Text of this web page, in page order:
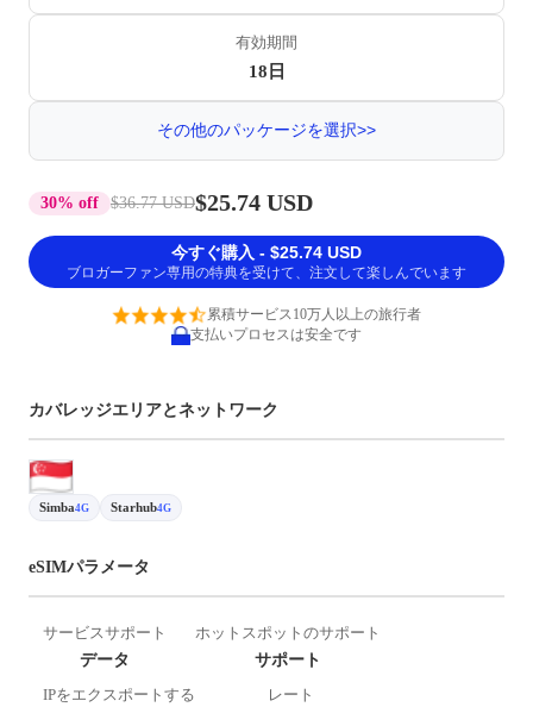
有効期間
18日
その他のパッケージを選択>>
30% off $36.77 USD$25.74 USD
今すぐ購入 - $25.74 USD
ブロガーファン専用の特典を受けて、注文して楽しんでいます
累積サービス10万人以上の旅行者
支払いプロセスは安全です
カバレッジエリアとネットワーク
Simba4G Starhub4G
eSIMパラメータ
サービスサポート
データ
ホットスポットのサポート
サポート
IPをエクスポートする
レート